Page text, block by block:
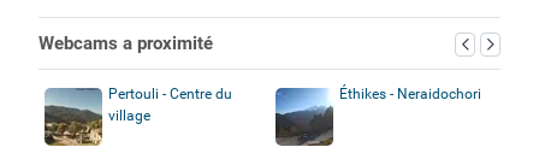
Webcams a proximité
Pertouli - Centre du
village
Éthikes - Neraidochori